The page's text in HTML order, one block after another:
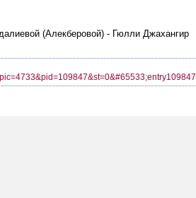
(Алекберовой) - Гюлли Джахангир